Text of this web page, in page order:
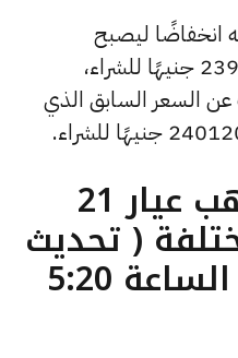
انخفاضًا ليصبح
241540 جنيهًا للبيع و239765 جنيهًا للشراء،
355 جنيهات عن السعر السابق الذي
ما هو سعر الذهب عيار 21
( تحديث
الأربعاء 20 مايو الساعة 5:20